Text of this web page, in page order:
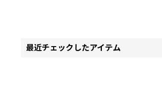
最近チェックしたアイテム